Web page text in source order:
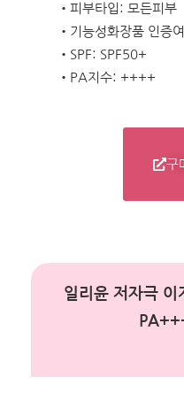
•피부타입: 모든피부
•기능성화장품 인증
•SPF: SPF50+
•PA지수: ++++
구
일리윤 저자극 이